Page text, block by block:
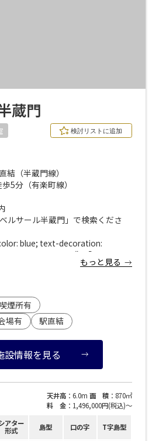
蔵門
結（半蔵門線）
5分（有楽町線）
内
ルサール半蔵門」で検索くださ
blue; text-decoration:
www.s-park.jp/">「s-
（公財）東京都道路整備保全
もっと見る
煙所有
場有
駅直結
設情報を見る
天井高 ：6.0m 面 積 ：870㎡
料 金 ：1,496,000円(税込)〜
アター
形式
島型 口の字 T字島型